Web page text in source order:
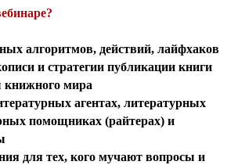
алгоритмов, действий, лайфхаков
и стратегии публикации книги
книжного мира
агентах, литературных
помощниках (райтерах) и
для тех, кого мучают вопросы и